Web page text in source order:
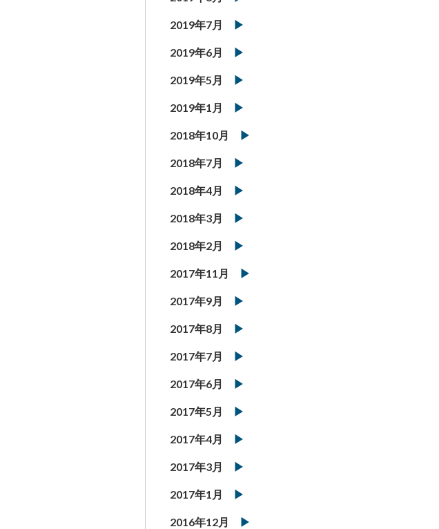
2019年7月
2019年6月
2019年5月
2019年1月
2018年10月
2018年7月
2018年4月
2018年3月
2018年2月
2017年11月
2017年9月
2017年8月
2017年7月
2017年6月
2017年5月
2017年4月
2017年3月
2017年1月
2016年12月